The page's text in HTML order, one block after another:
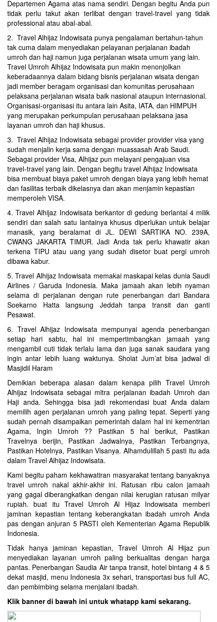
Departemen Agama atas nama sendiri. Dengan begitu Anda pun
tidak perlu takut akan terlibat dengan travel-travel yang tidak
professional atau abal-abal.
2. Travel Alhijaz Indowisata punya pengalaman bertahun-tahun
tak cuma dalam menyediakan pelayanan perjalanan ibadah
umroh dan haji namun juga perjalanan wisata umum yang lain.
Travel Umroh Alhijaz Indowisata pun makin menonjolkan
keberadaannya dalam bidang bisnis perjalanan wisata dengan
jadi member beragam organisasi dan komunitas perusahaan
pelaksana perjalanan wisata baik nasional ataupun internasional.
Organisasi-organisasi itu antara lain Asita, IATA, dan HIMPUH
yang merupakan perkumpulan perusahaan pelaksana jasa
layanan umroh dan haji khusus.
3. Travel Alhijaz Indowisata sebagai provider provider visa yang
sudah menjalin kerja sama dengan muassasah Arab Saudi.
Sebagai provider Visa, Alhijaz pun melayani pengajuan visa
travel-travel yang lain. Dengan begitu travel Alhijaz Indowisata
bisa membuat biaya paket umroh dengan biaya yang lebih hemat
dan fasilitas terbaik dikelasnya dan akan menjamin kepastian
memperoleh VISA.
4. Travel Alhijaz Indowisata berkantor di gedung berlantai 4 milik
sendiri dan salah satu lantainya khusus diperlukan untuk belajar
manasik, yang beralamat di JL. DEWI SARTIKA NO. 239A,
CWANG JAKARTA TIMUR. Jadi Anda tak perlu khawatir akan
terkena TIPU atau uang yang sudah disetor buat pergi umroh
dibawa kabur.
5. Travel Alhijaz Indowisata memakai maskapai kelas dunia Saudi
Airlines / Garuda Indonesia. Maka jamaah akan lebih nyaman
selama di perjalanan dengan rute penerbangan dari Bandara
Soekarno Hatta langsung Jeddah tanpa transit dan ganti
Pesawat.
6. Travel Alhijaz Indowisata mempunyai agenda penerbangan
setiap hari sabtu, hal ini mempertimbangkan jamaah yang
mengambil cuti tidak terlalu lama dan juga sanak saudara yang
ingin antar lebih luang waktunya. Sholat Jum’at bisa jadwal di
Masjidil Haram
Demikian beberapa alasan dalam kenapa pilih Travel Umroh
Alhijaz Indowisata sebagai mitra perjalanan ibadah Umroh dan
Haji anda. Sehingga bisa jadi rekomendasi buat Anda dalam
memilih agen perjalanan umroh yang paling tepat. Seperti yang
sudah pernah disampaikan pemerintah dalam hal ini kementrian
Agama, Ingin Umroh ?? Pastikan 5 hal berikut, Pastikan
Travelnya berijin, Pastikan Jadwalnya, Pastikan Terbangnya,
Pastikan Hotelnya, Pastikan Visanya. Alhamdulillah 5 pasti itu ada
dalam Travel Alhijaz Indowisata.
Kami begitu paham kekhawatiran masyarakat tentang banyaknya
travel umroh nakal akhir-akhir ini. Ratusan ribu calon jamaah
yang gagal diberangkatkan dengan nilai kerugian ratusan milyar
rupiah. buat itu Travel Umroh Al Hijaz Indowisata memberi
jaminan kepastian tentang keberangkatan ibadah umroh Anda
pas dengan anjuran 5 PASTI oleh Kementerian Agama Republik
Indonesia.
Tidak hanya jaminan kepastian, Travel Umroh Al Hijaz pun
menyediakan layanan umroh paling berkualitas dengan harga
pantas. Penerbangan Saudia Air tanpa transit, hotel bintang 4 & 5
dekat masjid, menu Indonesia 3x sehari, transportasi bus full AC,
dan pembimbing selama menjalani ibadah.
Klik banner di bawah ini untuk whatapp kami sekarang.